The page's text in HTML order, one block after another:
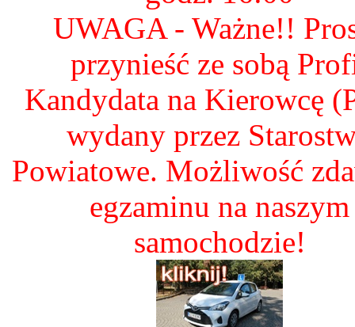
UWAGA - Ważne!!
przynieść ze sobą
Kandydata na Kierowcę
wydany przez
Powiatowe. Możliwość
egzaminu na naszym
samochodzie!